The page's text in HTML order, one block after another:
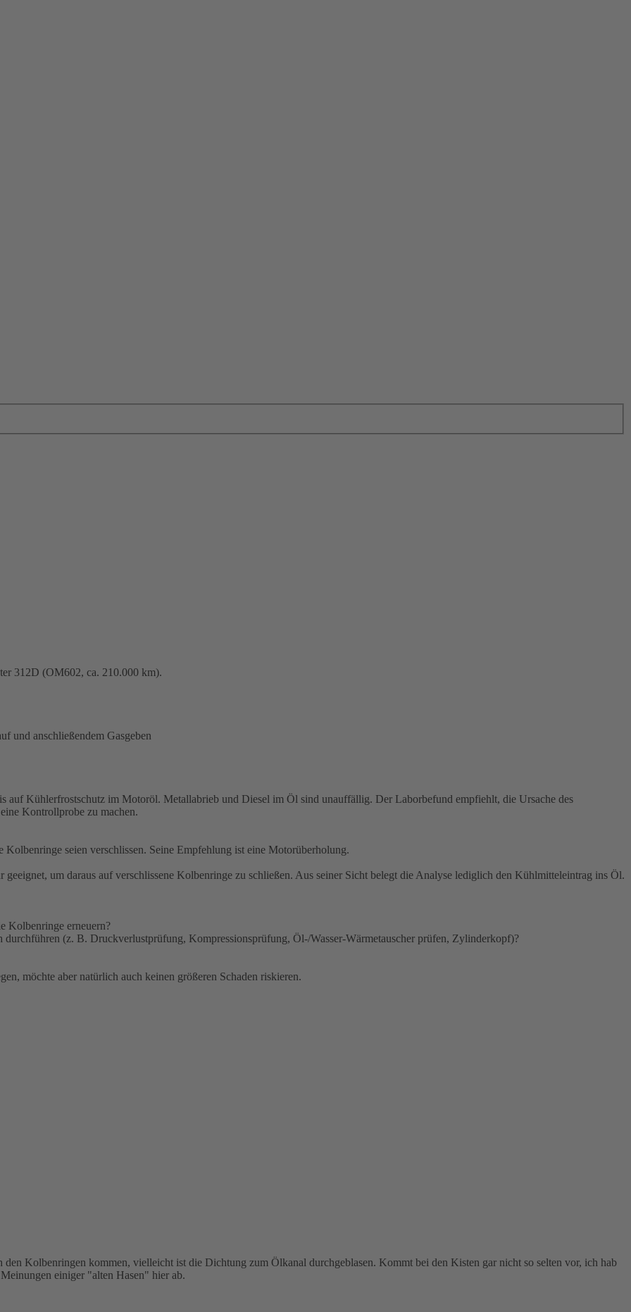
312D (OM602, ca. 210.000 km).
und anschließendem Gasgeben
Kühlerfrostschutz im Motoröl. Metallabrieb und Diesel im Öl sind unauffällig. Der Laborbefund empfiehlt, die Ursache des
Kontrollprobe zu machen.
seien verschlissen. Seine Empfehlung ist eine Motorüberholung.
um daraus auf verschlissene Kolbenringe zu schließen. Aus seiner Sicht belegt die Analyse lediglich den Kühlmitteleintrag ins Öl.
Kolbenringe erneuern?
(z. B. Druckverlustprüfung, Kompressionsprüfung, Öl-/Wasser-Wärmetauscher prüfen, Zylinderkopf)?
möchte aber natürlich auch keinen größeren Schaden riskieren.
Kolbenringen kommen, vielleicht ist die Dichtung zum Ölkanal durchgeblasen. Kommt bei den Kisten gar nicht so selten vor, ich hab
einiger "alten Hasen" hier ab.